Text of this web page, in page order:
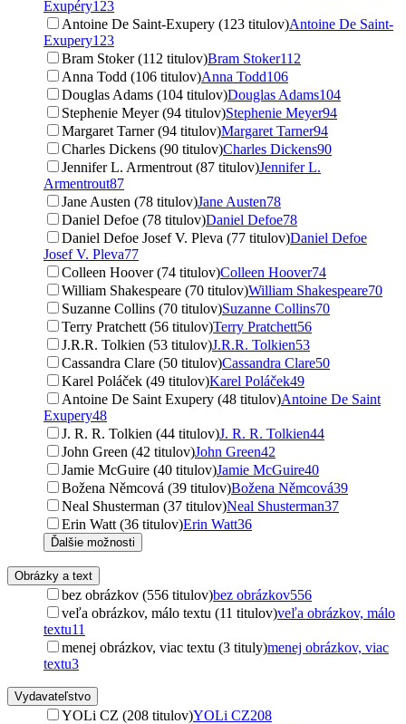
Exupéry123
Antoine De Saint-Exupery (123 titulov)Antoine De Saint-
Exupery123
Bram Stoker (112 titulov)Bram Stoker112
Anna Todd (106 titulov)Anna Todd106
Douglas Adams (104 titulov)Douglas Adams104
Stephenie Meyer (94 titulov)Stephenie Meyer94
Margaret Tarner (94 titulov)Margaret Tarner94
Charles Dickens (90 titulov)Charles Dickens90
Jennifer L. Armentrout (87 titulov)Jennifer L.
Armentrout87
Jane Austen (78 titulov)Jane Austen78
Daniel Defoe (78 titulov)Daniel Defoe78
Daniel Defoe Josef V. Pleva (77 titulov)Daniel Defoe
Josef V. Pleva77
Colleen Hoover (74 titulov)Colleen Hoover74
William Shakespeare (70 titulov)William Shakespeare70
Suzanne Collins (70 titulov)Suzanne Collins70
Terry Pratchett (56 titulov)Terry Pratchett56
J.R.R. Tolkien (53 titulov)J.R.R. Tolkien53
Cassandra Clare (50 titulov)Cassandra Clare50
Karel Poláček (49 titulov)Karel Poláček49
Antoine De Saint Exupery (48 titulov)Antoine De Saint
Exupery48
J. R. R. Tolkien (44 titulov)J. R. R. Tolkien44
John Green (42 titulov)John Green42
Jamie McGuire (40 titulov)Jamie McGuire40
Božena Němcová (39 titulov)Božena Němcová39
Neal Shusterman (37 titulov)Neal Shusterman37
Erin Watt (36 titulov)Erin Watt36
Ďalšie možnosti
Obrázky a text
bez obrázkov (556 titulov)bez obrázkov556
veľa obrázkov, málo textu (11 titulov)veľa obrázkov, málo
textu11
menej obrázkov, viac textu (3 tituly)menej obrázkov, viac
textu3
Vydavateľstvo
YOLi CZ (208 titulov)YOLi CZ208